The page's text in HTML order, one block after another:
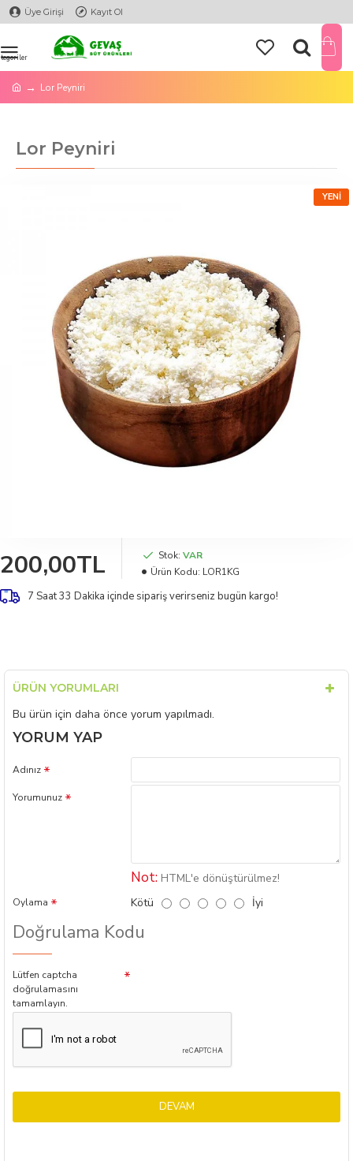
Üye Girişi Kayıt Ol
Lor Peyniri
Lor Peyniri
YENI
200,00TL Stok: VAR
Ürün Kodu: LOR1KG
7 Saat 33 Dakika içinde sipariş verirseniz bugün kargo!
ÜRÜN YORUMLARI
Bu ürün için daha önce yorum yapılmadı.
YORUM YAP
Adınız
Yorumunuz
Not: HTML'e dönüştürülmez!
Oylama Kötü İyi
Doğrulama Kodu
Lütfen captcha
doğrulamasını
tamamlayın.
DEVAM